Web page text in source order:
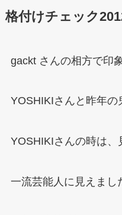
格付けチェック
gackt さんの相方で印
YOSHIKIさんと昨年の
YOSHIKIさんの時は、
一流芸能人に見えまし